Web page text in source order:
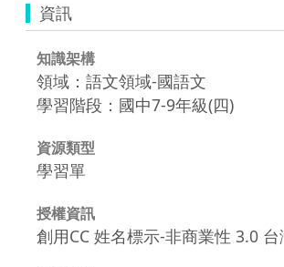
資訊
知識架構
領域：語文領域-國語文
學習階段：國中7-9年級(四)
資源類型
學習單
授權資訊
創用CC 姓名標示-非商業性 3.0 台